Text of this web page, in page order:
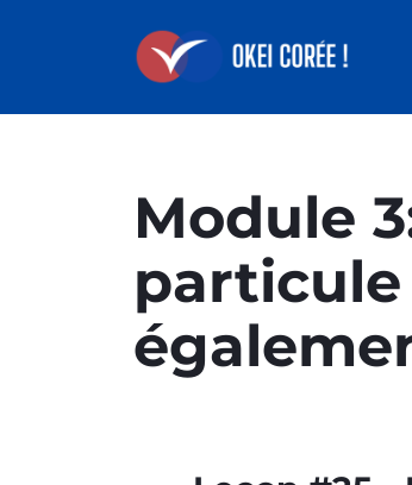
Module
particule